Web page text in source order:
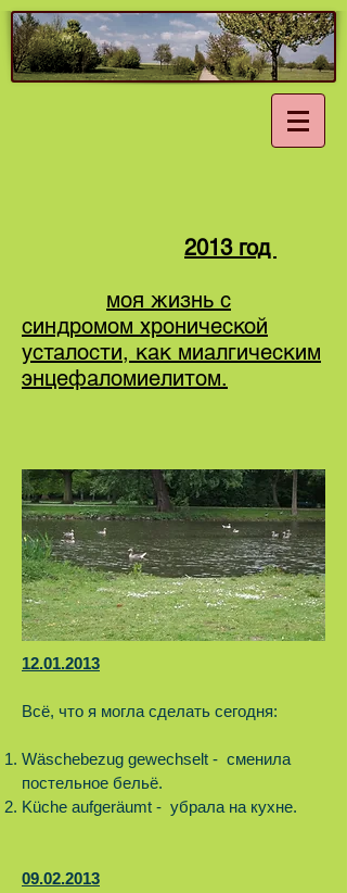
2013 год
моя жизнь с
синдромом хронической
усталости, как миалгическим
энцефаломиелитом.
12.01.2013
Всё, что я могла сделать сегодня:
Wäschebezug gewechselt - сменила
постельное бельё.
Küche aufgeräumt - убрала на кухне.
09.02.2013